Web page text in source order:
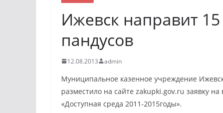
Ижевск направит
пандусов
12.08.2013 admin
Муниципальное казенное учреждение
разместило на сайте zakupki.gov.ru заявку
«Доступная среда 2011-2015годы».